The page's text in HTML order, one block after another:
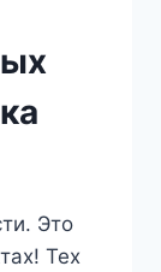
Это
Тех